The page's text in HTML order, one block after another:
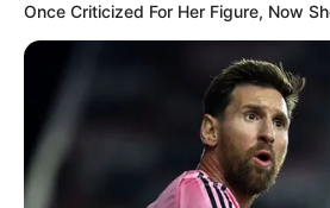
Δείτε όλες τις τελευταίες Ειδήσεις
τον Κόσμο, τη στιγμή που
Once Criticized For Her Figure, Now